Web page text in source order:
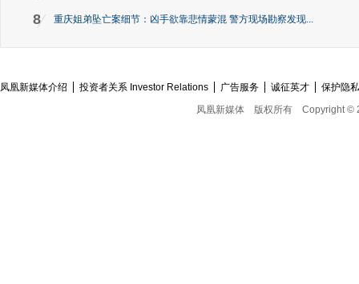
8 重庆姐弟坠亡案细节：凶手欲靠悲情蒙混 警方现场勘察发现...
凤凰新媒体介绍 投资者关系 Investor Relations 广告服务 诚征英才
保护隐
凤凰新媒体
版权所有 Copyright ©